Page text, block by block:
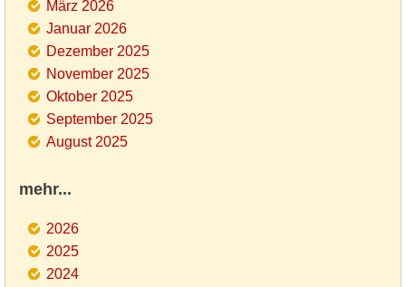
März 2026
Januar 2026
Dezember 2025
November 2025
Oktober 2025
September 2025
August 2025
mehr...
2026
2025
2024